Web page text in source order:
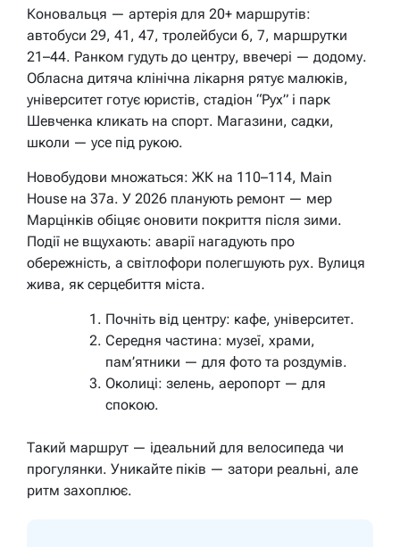
Коновальця — артерія для 20+ маршрутів:
автобуси 29, 41, 47, тролейбуси 6, 7, маршрутки
21–44. Ранком гудуть до центру, ввечері — додому.
Обласна дитяча клінічна лікарня рятує малюків,
університет готує юристів, стадіон “Рух” і парк
Шевченка кликать на спорт. Магазини, садки,
школи — усе під рукою.
Новобудови множаться: ЖК на 110–114, Main
House на 37а. У 2026 планують ремонт — мер
Марцінків обіцяє оновити покриття після зими.
Події не вщухають: аварії нагадують про
обережність, а світлофори полегшують рух. Вулиця
жива, як серцебиття міста.
Почніть від центру: кафе, університет.
Середня частина: музеї, храми,
пам’ятники — для фото та роздумів.
Околиці: зелень, аеропорт — для
спокою.
Такий маршрут — ідеальний для велосипеда чи
прогулянки. Уникайте піків — затори реальні, але
ритм захоплює.